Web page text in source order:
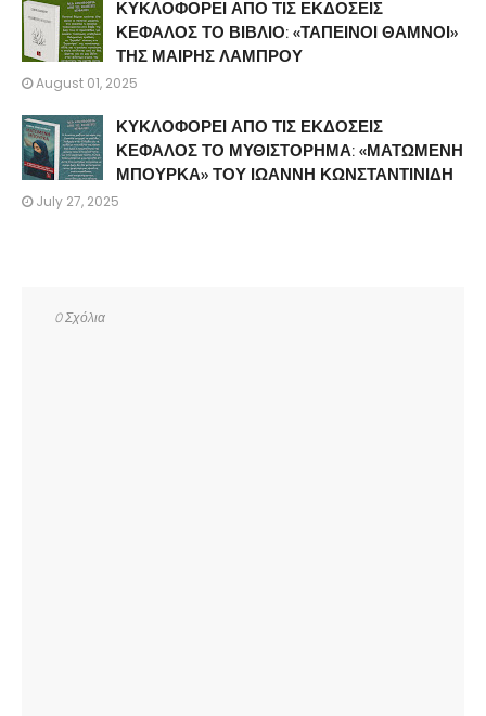
ΚΥΚΛΟΦΟΡΕΙ ΑΠΟ ΤΙΣ ΕΚΔΟΣΕΙΣ
ΚΕΦΑΛΟΣ ΤΟ ΒΙΒΛΙΟ: «ΤΑΠΕΙΝΟΙ ΘΑΜΝΟΙ»
ΤΗΣ ΜΑΙΡΗΣ ΛΑΜΠΡΟΥ
August 01, 2025
ΚΥΚΛΟΦΟΡΕΙ ΑΠΟ ΤΙΣ ΕΚΔΟΣΕΙΣ
ΚΕΦΑΛΟΣ ΤΟ ΜΥΘΙΣΤΟΡΗΜΑ: «ΜΑΤΩΜΕΝΗ
ΜΠΟΥΡΚΑ» ΤΟΥ ΙΩΑΝΝΗ ΚΩΝΣΤΑΝΤΙΝΙΔΗ
July 27, 2025
0 Σχόλια